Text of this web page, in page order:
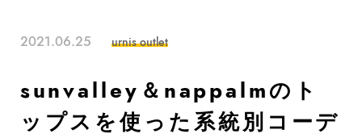
2021.06.25 urnis outlet
sunvalley＆nappalmのト
ップスを使った系統別コーデ